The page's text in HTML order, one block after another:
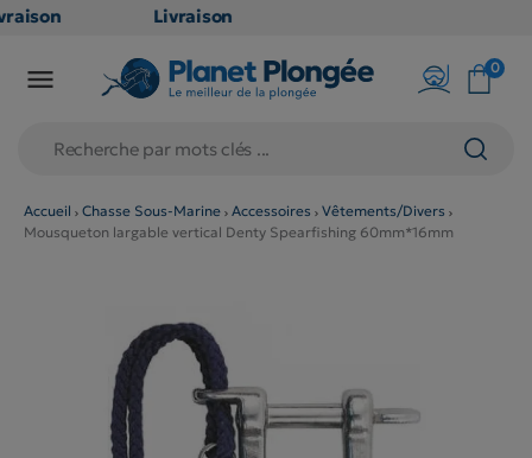
Livraison
en point
79€
(hors
produits
: non
éligibles)
 0
Accueil Chasse Sous-Marine Accessoires
Vêtements/Divers
Mousqueton largable vertical Denty Spearfishing 60mm*16mm